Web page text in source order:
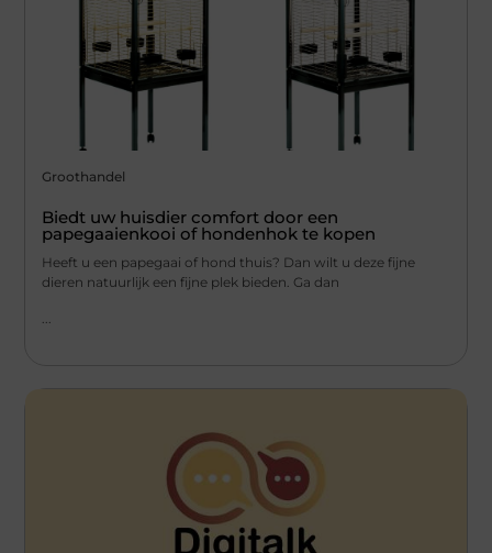
Groothandel
Biedt uw huisdier comfort door een
papegaaienkooi of hondenhok te kopen
Heeft u een papegaai of hond thuis? Dan wilt u deze fijne
dieren natuurlijk een fijne plek bieden. Ga dan